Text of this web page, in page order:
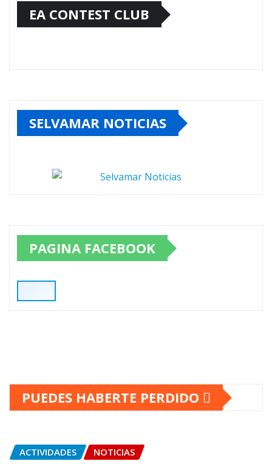
EA CONTEST CLUB
SELVAMAR NOTICIAS
PAGINA FACEBOOK
PUEDES HABERTE PERDIDO
ACTIVIDADES NOTICIAS